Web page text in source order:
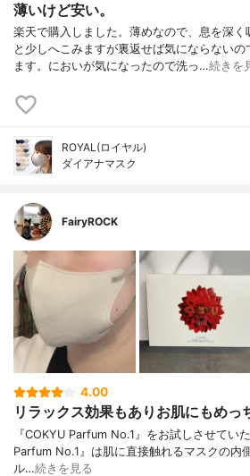
薄いけど安い。
楽天で購入しました。薄めなので、息を深く
と少しへこみますが裏返せば気にならない
ます。においが気になったので洗っ…続きを
ROYAL(ロイヤル)
ダイアナマスク
FairyROCK
4.00
リラックス効果もありお肌にもめっ
『COKYU Parfum No.1』をお試しさせてい
Parfum No.1』は肌に直接触れるマスクの内
ル…続きを見る